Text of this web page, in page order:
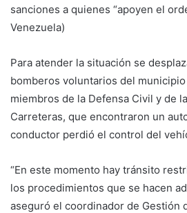
sanciones a quienes “apoyen el
Venezuela)
Para atender la situación se
bomberos voluntarios del
miembros de la Defensa Civil y de
Carreteras, que encontraron un
conductor perdió el control del
“En este momento hay tránsito
los procedimientos que se hacen
aseguró el coordinador de Gestión